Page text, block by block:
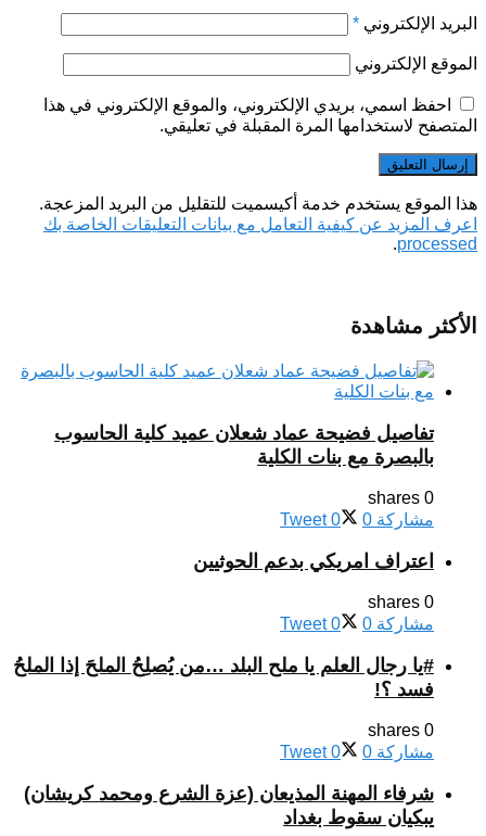
البريد الإلكتروني *
الموقع الإلكتروني
احفظ اسمي، بريدي الإلكتروني، والموقع الإلكتروني في هذا
المتصفح لاستخدامها المرة المقبلة في تعليقي.
هذا الموقع يستخدم خدمة أكيسميت للتقليل من البريد المزعجة.
اعرف المزيد عن كيفية التعامل مع بيانات التعليقات الخاصة بك
processed
.
الأكثر مشاهدة
تفاصيل فضيحة عماد شعلان عميد كلية الحاسوب
بالبصرة مع بنات الكلية
0 shares
مشاركة 0
Tweet 0
اعتراف امريكي بدعم الحوثيين
0 shares
مشاركة 0
Tweet 0
#يا رجال العلم يا ملح البلد …من يُصلِحُ الملحَ إذا الملحُ
فسد ؟!
0 shares
مشاركة 0
Tweet 0
شرفاء المهنة المذيعان (عزة الشرع ومحمد كريشان)
يبكيان سقوط بغداد